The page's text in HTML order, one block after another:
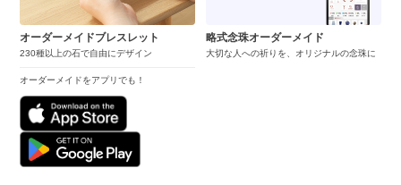
オーダーメイドブレスレット
230種以上の石で自由にデザイン
オーダーメイドをアプリでも！
略式念珠オーダーメイド
大切な人への祈りを、オリジナルの念珠に